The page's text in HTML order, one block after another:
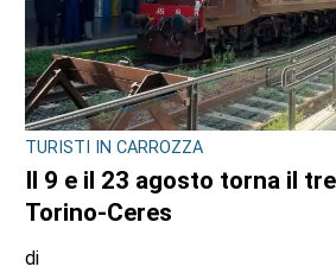
TURISTI IN CARROZZA
Il 9 e il 23 agosto torna il